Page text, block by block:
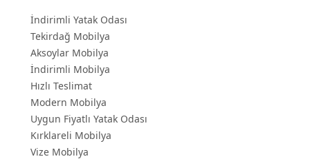
İndirimli Yatak Odası
Tekirdağ Mobilya
Aksoylar Mobilya
İndirimli Mobilya
Hızlı Teslimat
Modern Mobilya
Uygun Fiyatlı Yatak Odası
Kırklareli Mobilya
Vize Mobilya